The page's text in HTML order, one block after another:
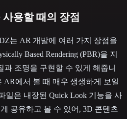
용할 때의 장점
는 AR 개발에 여러 가지 장점을
Based Rendering (PBR)을 지
조명을 구현할 수 있게 해줍니
AR에서 볼 때 매우 생생하게 보일
일은 내장된 Quick Look 기능을 사
공유하고 볼 수 있어, 3D 콘텐츠